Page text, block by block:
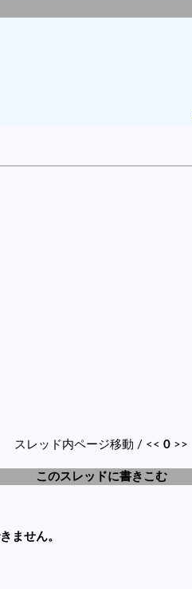
スレッド内ページ移動 / << 0 >>
このスレッドに書きこむ
ません。